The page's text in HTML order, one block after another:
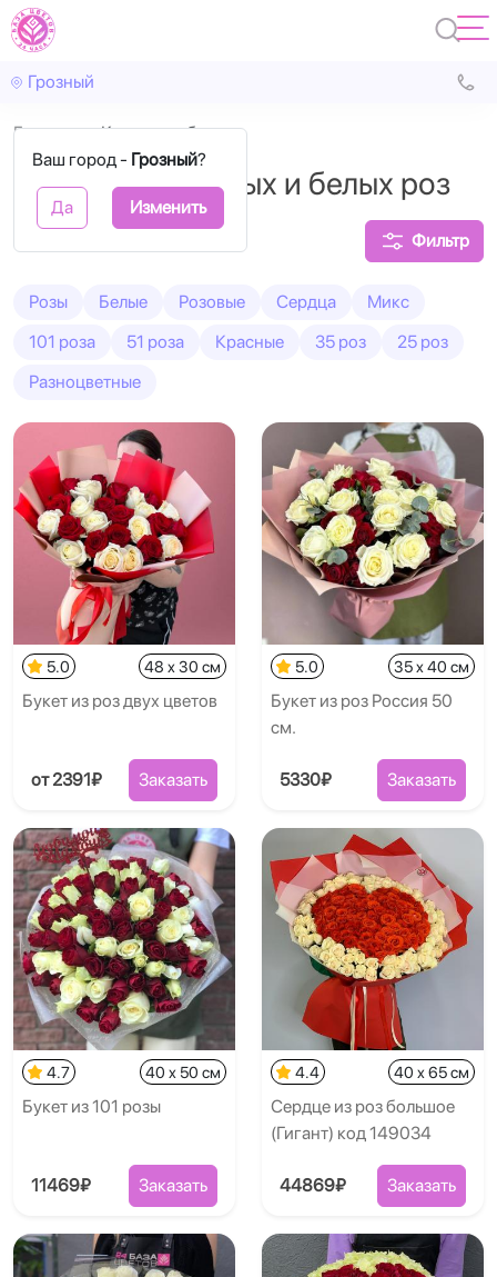
Грозный
Ваш город - Грозный?
Да Изменить
Главная Красные и белые
Букеты из красных и белых роз
Фильтр
Розы Белые Розовые Сердца
Микс
101 роза
51 роза Красные 35 роз
25 роз
Разноцветные
5.0 48 x 30 см
Букет из роз двух цветов
от 2391₽ Заказать
5.0 35 x 40 см
Букет из роз Россия 50
см.
5330₽ Заказать
4.7 40 x 50 см
Букет из 101 розы
11469₽ Заказать
4.4 40 x 65 см
Сердце из роз большое
(Гигант) код 149034
44869₽ Заказать